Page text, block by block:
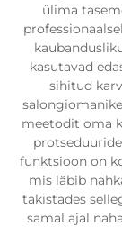
ülima
kasutavad
sihitud
meetodit oma
funktsioon on
mis läbib
takistades
samal ajal